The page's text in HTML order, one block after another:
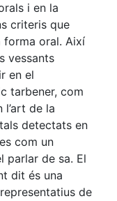
i en la
criteris que
forma oral. Així
vessants
en el
tarbener, com
de la
detectats en
com un
parlar de sa. El
dit és una
de